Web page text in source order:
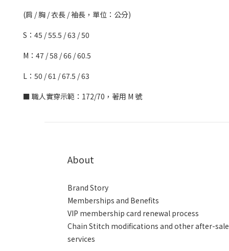
(肩 / 胸 / 衣長 / 袖長，單位：公分)
S：45 / 55.5 / 63 / 50
M：47 / 58 / 66 / 60.5
L：50 / 61 / 67.5 / 63
■ 職人實穿示範：172/70，著用 M 號
About
Brand Story
Memberships and Benefits
VIP membership card renewal process
Chain Stitch modifications and other after-
services